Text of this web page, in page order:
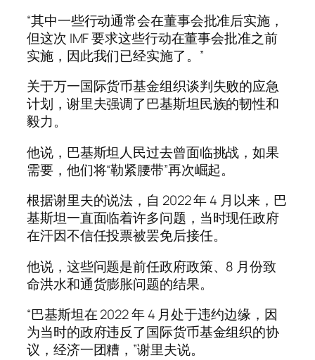
“其中一些行动通常会在董事会批准后实施，
但这次 IMF 要求这些行动在董事会批准之前
实施，因此我们已经实施了。”
关于万一国际货币基金组织谈判失败的应急
计划，谢里夫强调了巴基斯坦民族的韧性和
毅力。
他说，巴基斯坦人民过去曾面临挑战，如果
需要，他们将“勒紧腰带”再次崛起。
根据谢里夫的说法，自 2022 年 4 月以来，巴
基斯坦一直面临着许多问题，当时现任政府
在汗因不信任投票被罢免后接任。
他说，这些问题是前任政府政策、8 月份致
命洪水和通货膨胀问题的结果。
“巴基斯坦在 2022 年 4 月处于违约边缘，因
为当时的政府违反了国际货币基金组织的协
议，经济一团糟，”谢里夫说。